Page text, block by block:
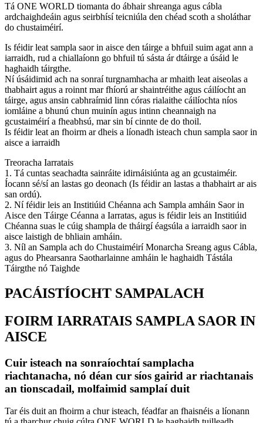
Tá ONE WORLD tiomanta do ábhair shreanga agus cábla
ardchaighdeáin agus seirbhísí teicniúla den chéad scoth a sholáthar
do chustaiméirí.
Is féidir leat sampla saor in aisce den táirge a bhfuil suim agat ann a
iarraidh, rud a chiallaíonn go bhfuil tú sásta ár dtáirge a úsáid le
haghaidh táirgthe.
Ní úsáidimid ach na sonraí turgnamhacha ar mhaith leat aiseolas a
thabhairt agus a roinnt mar fhíorú ar shaintréithe agus cáilíocht an
táirge, agus ansin cabhraímid linn córas rialaithe cáilíochta níos
iomláine a bhunú chun muinín agus intinn cheannaigh na
gcustaiméirí a fheabhsú, mar sin bí cinnte de do thoil.
Is féidir leat an fhoirm ar dheis a líonadh isteach chun sampla saor in
aisce a iarraidh
Treoracha Iarratais
1. Tá cuntas seachadta sainráite idirnáisiúnta ag an gcustaiméir.
Íocann sé/sí an lastas go deonach (Is féidir an lastas a thabhairt ar ais
san ordú).
2. Ní féidir leis an Institiúid Chéanna ach Sampla amháin Saor in
Aisce den Táirge Céanna a Iarratas, agus is féidir leis an Institiúid
Chéanna suas le cúig shampla de tháirgí éagsúla a iarraidh saor in
aisce laistigh de bhliain amháin.
3. Níl an Sampla ach do Chustaiméirí Monarcha Sreang agus Cábla,
agus do Phearsanra Saotharlainne amháin le haghaidh Tástála
Táirgthe nó Taighde
PACÁISTÍOCHT SAMPALACH
FOIRM IARRATAIS SAMPLA SAOR IN
AISCE
Cuir isteach na sonraíochtaí samplacha
riachtanacha, nó déan cur síos gairid ar riachtanais
an tionscadail, molfaimid samplaí duit
Tar éis duit an fhoirm a chur isteach, féadfar an fhaisnéis a líonann